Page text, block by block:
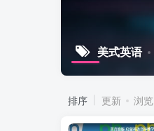
美式英语
排序 更新 浏览